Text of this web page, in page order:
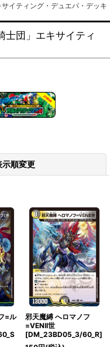
イティング・デュエパ・デッキ
団」エキサイティ
示順変更
=ル
邪天魔縛 へロマノフ
=VENII世
[DM_23BD05_3/60_R]